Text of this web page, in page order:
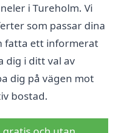
i Tureholm. Vi
som passar dina
fatta ett informerat
dig i ditt val av
dig på vägen mot
bostad.